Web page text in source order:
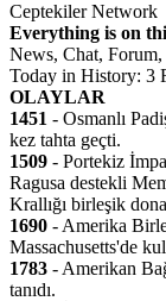
Ceptekiler Network
Everything is on
News, Chat, Forum,
Today in History: 3
OLAYLAR
1451 - Osmanlı
kez tahta geçti.
1509 - Portekiz
Ragusa destekli
Krallığı birleşik
1690 - Amerika
Massachusetts'de
1783 - Amerikan
tanıdı.